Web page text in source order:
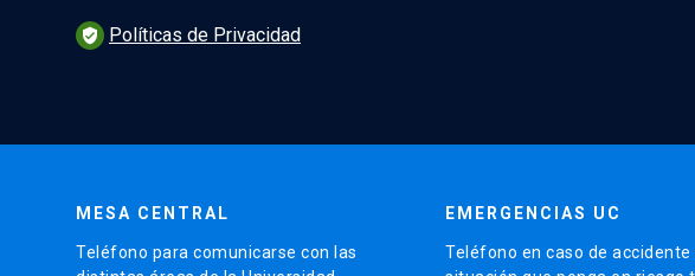
verified_user Políticas de Privacidad
MESA CENTRAL
Teléfono para comunicarse con las
EMERGENCIAS UC
Teléfono en caso de accidente